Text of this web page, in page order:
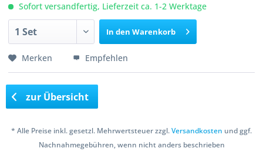
Sofort versandfertig, Lieferzeit ca. 1-2 Werktage
In den Warenkorb
Merken Empfehlen
zur Übersicht
* Alle Preise inkl. gesetzl. Mehrwertsteuer zzgl.Versandkosten und ggf.
Nachnahmegebühren, wenn nicht anders beschrieben